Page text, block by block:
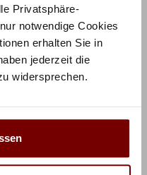
Privatsphäre-
notwendige Cookies
erhalten Sie in
jederzeit die
widersprechen.